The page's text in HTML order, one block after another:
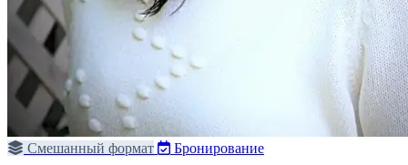
Смешанный формат Бронирование